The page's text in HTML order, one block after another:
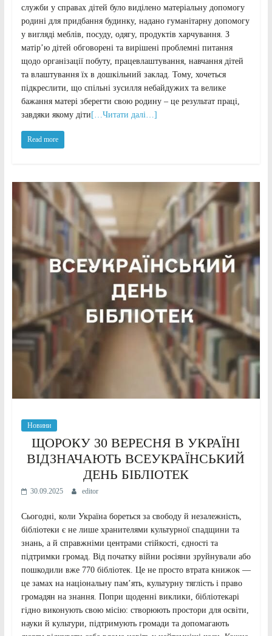
служби у справах дітей було виділено матеріальну допомогу
родині для придбання будинку, надано гуманітарну допомогу
у вигляді меблів, посуду, одягу, продуктів харчування. З
матір’ю дітей обговорені та вирішені проблемні питання
щодо організації побуту, працевлаштування, навчання дітей
та влаштування їх в дошкільний заклад. Тому, хочеться
підкреслити, що спільні зусилля небайдужих та велике
бажання матері зберегти свою родину – це результат праці,
завдяки якому діти […Читати далі…]
Read more
Новини
ЩОРОКУ 30 ВЕРЕСНЯ В УКРАЇНІ
ВІДЗНАЧАЮТЬ ВСЕУКРАЇНСЬКИЙ
ДЕНЬ БІБЛІОТЕК
30.09.2025 editor
Сьогодні, коли Україна бореться за свободу й незалежність,
бібліотеки є не лише хранителями культурної спадщини та
знань, а й справжніми центрами стійкості, єдності та
підтримки громад. Від початку війни росіяни зруйнували або
пошкодили вже 770 бібліотек. Це не просто втрата книжок —
це замах на національну пам’ять, культурну тяглість і право
громадян на знання. Попри щоденні виклики, бібліотекарі
гідно виконують свою місію: створюють простори для освіти,
науки й культури, підтримують громади та допомагають